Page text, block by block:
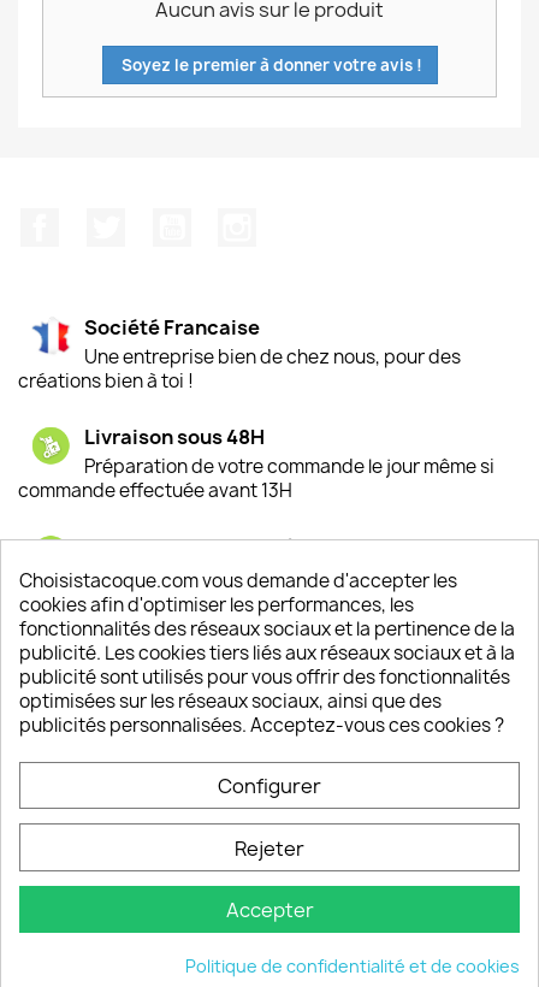
Aucun avis sur le produit
Soyez le premier à donner votre avis !
Société Francaise
Une entreprise bien de chez nous, pour des
créations bien à toi !
Livraison sous 48H
Préparation de votre commande le jour même si
commande effectuée avant 13H
Satisfaction de nos clients
Depuis 2009, entre 92% et 94% de nos clients
sont satisfaits de nos produits
Un SAV à votre écoute
Notre SAV est disponible 6/7J de 10h à 18H
keyboard_arrow_down
Choisistacoque.com vous demande d'accepter les
cookies afin d'optimiser les performances, les
fonctionnalités des réseaux sociaux et la pertinence de la
publicité. Les cookies tiers liés aux réseaux sociaux et à la
publicité sont utilisés pour vous offrir des fonctionnalités
optimisées sur les réseaux sociaux, ainsi que des
publicités personnalisées. Acceptez-vous ces cookies ?
Configurer
Rejeter
Accepter
Politique de confidentialité et de cookies